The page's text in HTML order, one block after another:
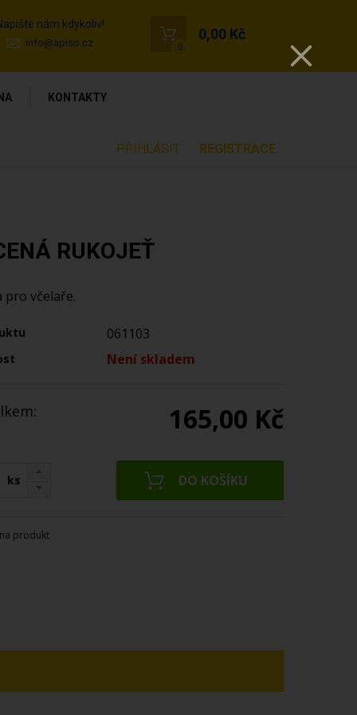
nám kdykoliv!
info@apiso.cz 0
0,00 Kč
KONTAKTY
PŘIHLÁSIT REGISTRACE
RUKOJEŤ
pro včelaře.
061103
Není skladem
165,00 Kč
ks
produkt